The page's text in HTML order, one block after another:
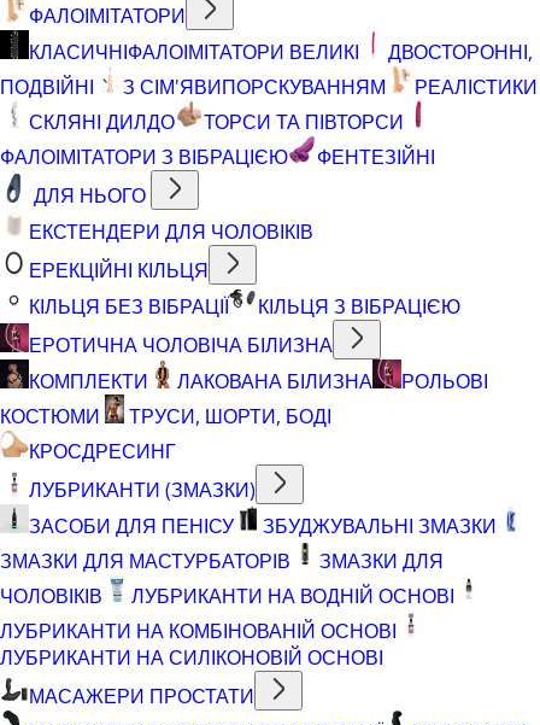
ФАЛОІМІТАТОРИ
КЛАСИЧНІФАЛОІМІТАТОРИ ВЕЛИКІ
ДВОСТОРОННІ,
ПОДВІЙНІ
З СІМ'ЯВИПОРСКУВАННЯМ
РЕАЛІСТИКИ
СКЛЯНІ ДИЛДО
ТОРСИ ТА ПІВТОРСИ
ФАЛОІМІТАТОРИ З ВІБРАЦІЄЮ
ФЕНТЕЗІЙНІ
ДЛЯ НЬОГО
ЕКСТЕНДЕРИ ДЛЯ ЧОЛОВІКІВ
ЕРЕКЦІЙНІ КІЛЬЦЯ
КІЛЬЦЯ БЕЗ ВІБРАЦІЇ
КІЛЬЦЯ З ВІБРАЦІЄЮ
ЕРОТИЧНА ЧОЛОВІЧА БІЛИЗНА
КОМПЛЕКТИ
ЛАКОВАНА БІЛИЗНА
РОЛЬОВІ
КОСТЮМИ
ТРУСИ, ШОРТИ, БОДІ
КРОСДРЕСИНГ
ЛУБРИКАНТИ (ЗМАЗКИ)
ЗАСОБИ ДЛЯ ПЕНІСУ
ЗБУДЖУВАЛЬНІ ЗМАЗКИ
ЗМАЗКИ ДЛЯ МАСТУРБАТОРІВ
ЗМАЗКИ ДЛЯ
ЧОЛОВІКІВ
ЛУБРИКАНТИ НА ВОДНІЙ ОСНОВІ
ЛУБРИКАНТИ НА КОМБІНОВАНІЙ ОСНОВІ
ЛУБРИКАНТИ НА СИЛІКОНОВІЙ ОСНОВІ
МАСАЖЕРИ ПРОСТАТИ